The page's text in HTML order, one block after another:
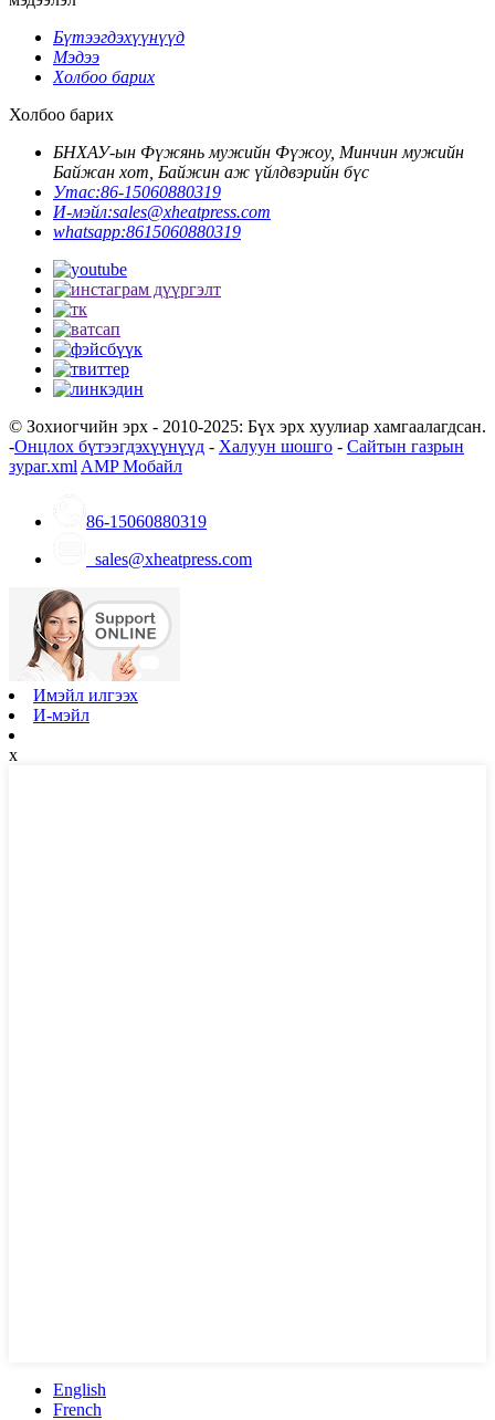
Бүтээгдэхүүнүүд
Мэдээ
Холбоо барих
Холбоо барих
БНХАУ-ын Фүжянь мужийн Фүжоу, Минчин мужийн
Байжан хот, Байжин аж үйлдвэрийн бүс
Утас:86-15060880319
И-мэйл:sales@xheatpress.com
whatsapp:8615060880319
© Зохиогчийн эрх - 2010-2025: Бүх эрх хуулиар хамгаалагдсан.
-Онцлох бүтээгдэхүүнүүд - Халуун шошго - Сайтын газрын
зураг.xml AMP Мобайл
86-15060880319
sales@xheatpress.com
Имэйл илгээх
И-мэйл
x
English
French